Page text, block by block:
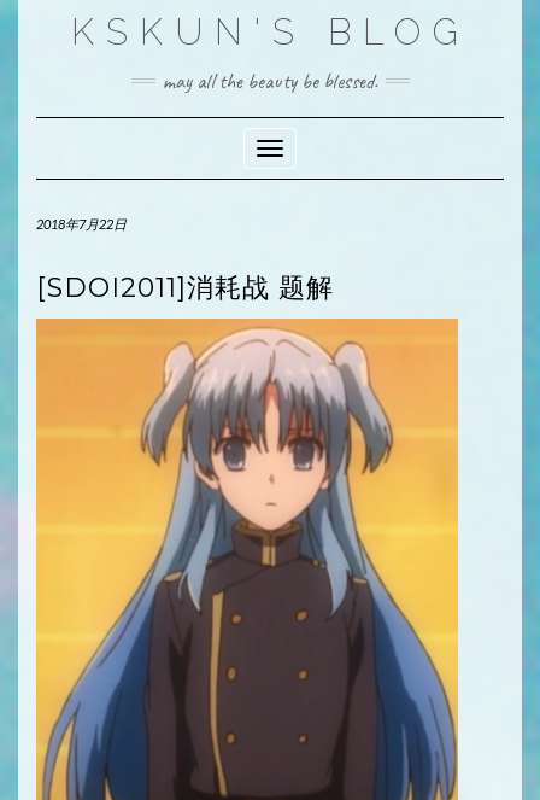
Skip
KSKUN'S BLOG
may all the beauty be blessed.
Toggle Navigation
2018年7月22日
[SDOI2011]消耗战 题解